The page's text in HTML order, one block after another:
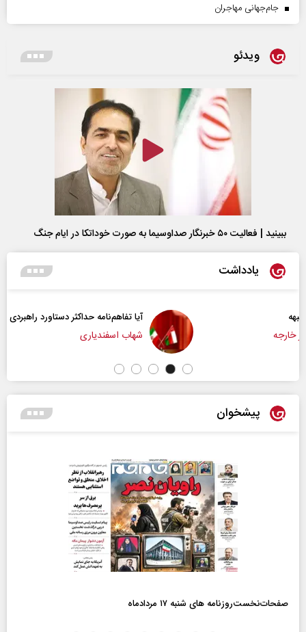
جام‌جهانی مهاجران
ویدئو
ببینید | فعالیت ۵۰ خبرنگار صداوسیما به صورت خوداتکا در ایام جنگ
یادداشت
آیا تفاهم‌نامه حداکثر دستاورد راهبردی ایران بود؟
شهاب اسفندیاری
پیشخوان
صفحات‌نخست‌روزنامه ها‌ی شنبه ۱۷ مردادماه